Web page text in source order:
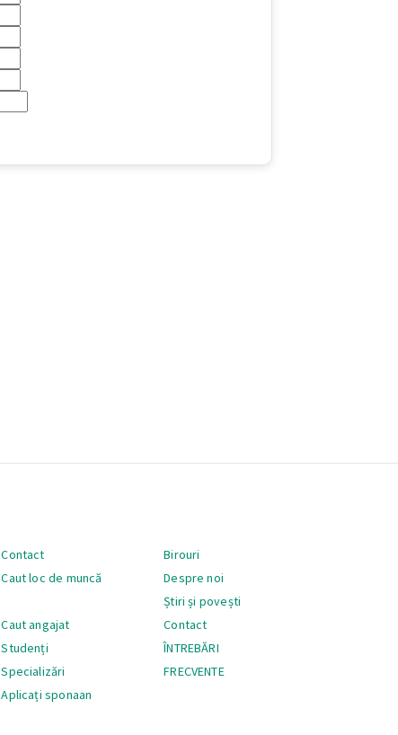
Navigare
Contact
Caut loc de muncă
Caut angajat
Studenți
Specializări
Aplicați sponaan
Birouri
Despre noi
Știri și povești
Contact
ÎNTREBĂRI
FRECVENTE